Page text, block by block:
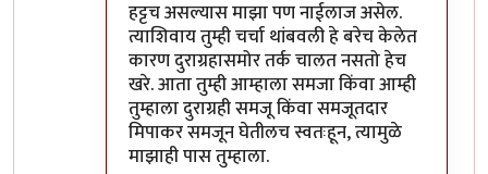
हट्टच असल्यास माझा पण नाईलाज असेल.
त्याशिवाय तुम्ही चर्चा थांबवली हे बरेच केलेत
कारण दुराग्रहासमोर तर्क चालत नसतो हेच
खरे. आता तुम्ही आम्हाला समजा किंवा आम्ही
तुम्हाला दुराग्रही समजू किंवा समजूतदार
मिपाकर समजून घेतीलच स्वतःहून, त्यामुळे
माझाही पास तुम्हाला.